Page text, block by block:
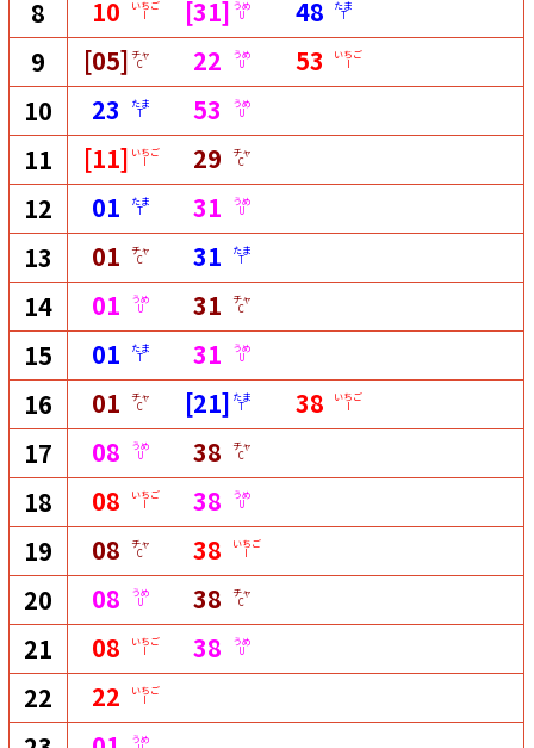
8 10 いちご
I [31] うめ
U 48 たま
T
9 [05] チャ
C 22 うめ
U 53 いちご
I
10 23 たま
T 53 うめ
U
11 [11] いちご
I 29 チャ
C
12 01 たま
T 31 うめ
U
13 01 チャ
C 31 たま
T
14 01 うめ
U 31 チャ
C
15 01 たま
T 31 うめ
U
16 01 チャ
C [21] たま
T 38 いちご
I
17 08 うめ
U 38 チャ
C
18 08 いちご
I 38 うめ
U
19 08 チャ
C 38 いちご
I
20 08 うめ
U 38 チャ
C
21 08 いちご
I 38 うめ
U
22 22 いちご
I
うめ